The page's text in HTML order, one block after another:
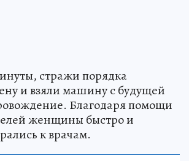
стражи порядка
и взяли машину с будущей
Благодаря помощи
женщины быстро и
к врачам.